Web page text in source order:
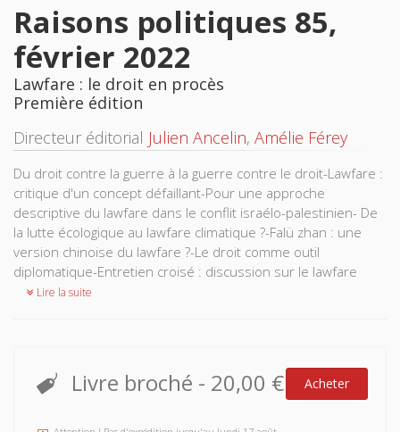
Raisons politiques 85,
février 2022
Lawfare : le droit en procès
Première édition
Directeur éditorial Julien Ancelin, Amélie Férey
Du droit contre la guerre à la guerre contre le droit-Lawfare :
critique d'un concept défaillant-Pour une approche
descriptive du lawfare dans le conflit israélo-palestinien- De
la lutte écologique au lawfare climatique ?-Falü zhan : une
version chinoise du lawfare ?-Le droit comme outil
diplomatique-Entretien croisé : discussion sur le lawfare
Lire la suite
Livre broché - 20,00 € Acheter